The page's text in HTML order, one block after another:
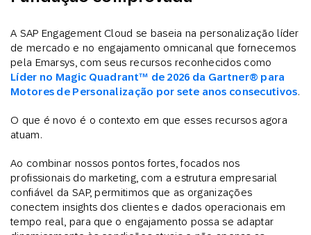
A SAP Engagement Cloud se baseia na personalização líder
de mercado e no engajamento omnicanal que fornecemos
pela Emarsys, com seus recursos reconhecidos como
Líder no Magic Quadrant™ de 2026 da Gartner® para
Motores de Personalização por sete anos consecutivos.
O que é novo é o contexto em que esses recursos agora
atuam.
Ao combinar nossos pontos fortes, focados nos
profissionais do marketing, com a estrutura empresarial
confiável da SAP, permitimos que as organizações
conectem insights dos clientes e dados operacionais em
tempo real, para que o engajamento possa se adaptar